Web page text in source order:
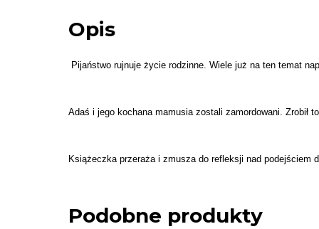
Opis
Pijaństwo rujnuje życie rodzinne. Wiele już na ten temat
Adaś i jego kochana mamusia zostali zamordowani. Zrobił
Książeczka przeraża i zmusza do refleksji nad podejściem
Podobne produkty